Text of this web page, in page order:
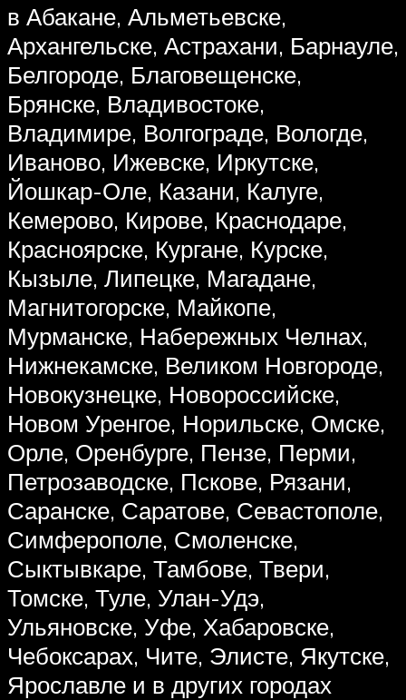
в Абакане, Альметьевске,
Архангельске, Астрахани, Барнауле,
Белгороде, Благовещенске,
Брянске, Владивостоке,
Владимире, Волгограде, Вологде,
Иваново, Ижевске, Иркутске,
Йошкар-Оле, Казани, Калуге,
Кемерово, Кирове, Краснодаре,
Красноярске, Кургане, Курске,
Кызыле, Липецке, Магадане,
Магнитогорске, Майкопе,
Мурманске, Набережных Челнах,
Нижнекамске, Великом Новгороде,
Новокузнецке, Новороссийске,
Новом Уренгое, Норильске, Омске,
Орле, Оренбурге, Пензе, Перми,
Петрозаводске, Пскове, Рязани,
Саранске, Саратове, Севастополе,
Симферополе, Смоленске,
Сыктывкаре, Тамбове, Твери,
Томске, Туле, Улан-Удэ,
Ульяновске, Уфе, Хабаровске,
Чебоксарах, Чите, Элисте, Якутске,
Ярославле и в других городах